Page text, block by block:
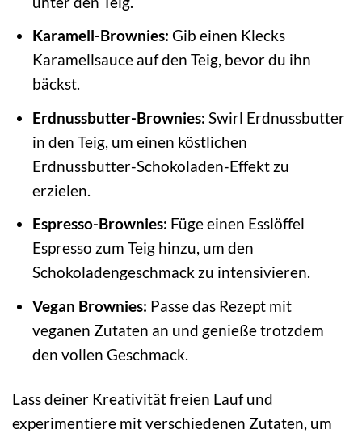
Karamell-Brownies: Gib einen Klecks
Karamellsauce auf den Teig, bevor du ihn
bäckst.
Erdnussbutter-Brownies: Swirl Erdnussbutter
in den Teig, um einen köstlichen
Erdnussbutter-Schokoladen-Effekt zu
erzielen.
Espresso-Brownies: Füge einen Esslöffel
Espresso zum Teig hinzu, um den
Schokoladengeschmack zu intensivieren.
Vegan Brownies: Passe das Rezept mit
veganen Zutaten an und genieße trotzdem
den vollen Geschmack.
Lass deiner Kreativität freien Lauf und
experimentiere mit verschiedenen Zutaten, um